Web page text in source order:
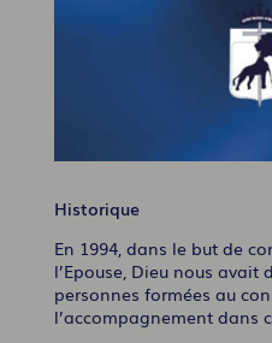
Historique
En 1994, dans le but de
l’Epouse, Dieu nous
personnes formées au
l’accompagnement dans